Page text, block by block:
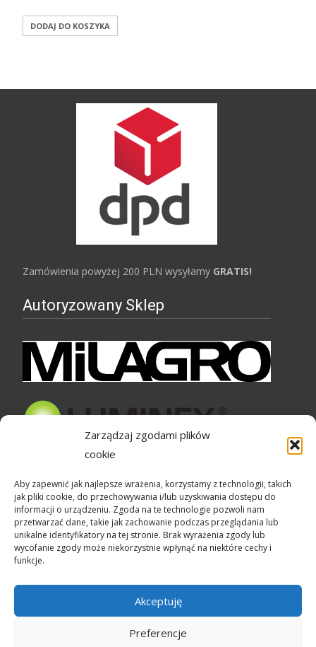
Zarządzaj zgodami plików
cookie
Aby zapewnić jak najlepsze wrażenia, korzystamy z technologii, takich
jak pliki cookie, do przechowywania i/lub uzyskiwania dostępu do
informacji o urządzeniu. Zgoda na te technologie pozwoli nam
przetwarzać dane, takie jak zachowanie podczas przeglądania lub
unikalne identyfikatory na tej stronie. Brak wyrażenia zgody lub
wycofanie zgody może niekorzystnie wpłynąć na niektóre cechy i
funkcje.
Akceptuję
Preferencje
DODAJ DO KOSZYKA
Zamówienia powyżej 200 PLN wysyłamy GRATIS!
Autoryzowany Sklep
Bezpieczne zakupy